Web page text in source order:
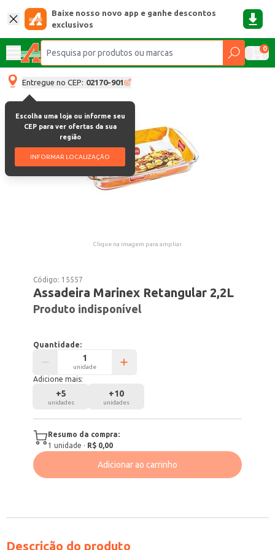
Baixe nosso novo app e ganhe descontos
exclusivos
0
Entregue no CEP: 02170-901
Escolha uma loja ou informe seu
CEP para ver ofertas da sua
região
INFORMAR LOCALIZAÇÃO
Clique na imagem para ampliar.
Código: 15557
Assadeira Marinex Retangular 2,2L
Produto indisponível
Quantidade:
unidade
Adicione mais:
+5
unidades
+10
unidades
Resumo da compra:
1 unidade · R$ 0,00
Adicionar ao carrinho
Descrição do produto